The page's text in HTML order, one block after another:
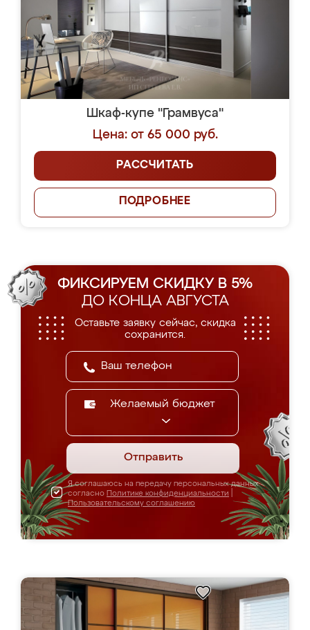
Шкаф-купе "Грамвуса"
Цена: от 65 000 руб.
РАССЧИТАТЬ
ПОДРОБНЕЕ
ФИКСИРУЕМ СКИДКУ В 5%
ДО КОНЦА АВГУСТА
Оставьте заявку сейчас, скидка
сохранится.
Желаемый бюджет
Отправить
Я соглашаюсь на передачу персональных данных
согласно Политике конфиденциальности
Пользовательскому соглашению